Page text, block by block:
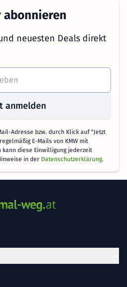
neuesten Deals direkt
anmelden
Adresse bzw. durch Klick auf "Jetzt
E-Mails von KMW mit
diese Einwilligung jederzeit
in der Datenschutzerklärung.